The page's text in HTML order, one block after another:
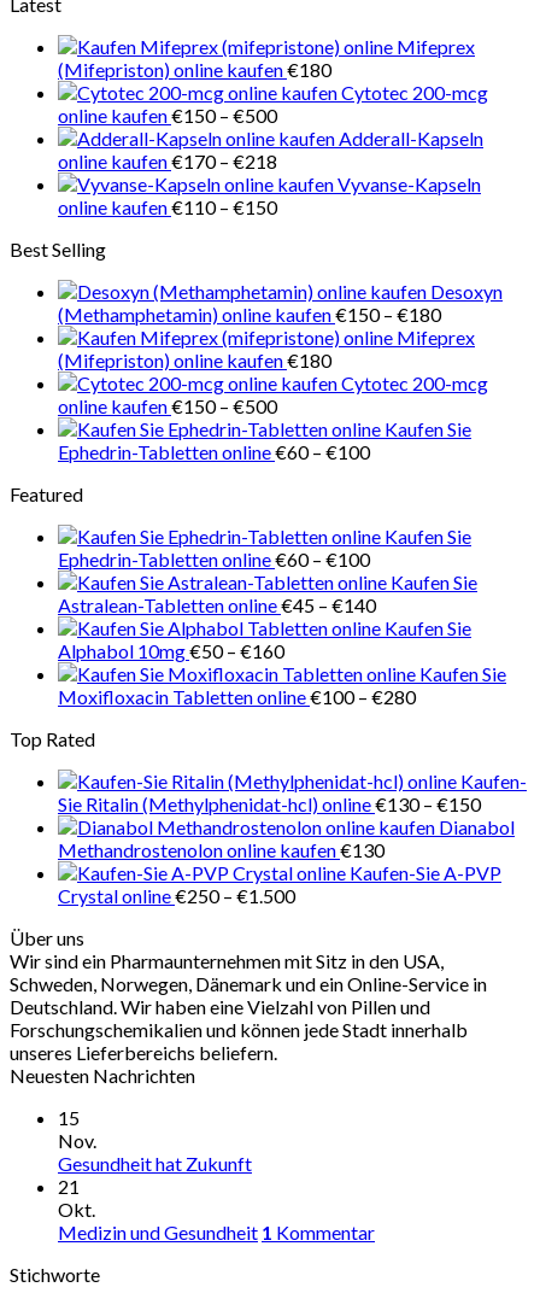
€210
Mifeprex
(Mifepriston) online kaufen€180
Cytotec 200-mcg
online kaufen€150 – €500Preisspanne:
€150
€500
Adderall-Kapseln
online kaufen€170 – €218
€170
bis
Vyvanse-Kapseln
online kaufen€110 – €150Preisspanne:
Best Selling
Desoxyn
(Methamphetamin) online kaufen€150 – €180
€150
€180
Mifeprex
(Mifepriston) online kaufen€180
Cytotec 200-mcg
online kaufen€150 – €500Preisspanne:
€150
bis
Kaufen Sie
Ephedrin-Tabletten online€60 – €100Preisspanne:
Featured
Kaufen Sie
Ephedrin-Tabletten online€60 – €100Preisspanne:
€60
bis
€100
Kaufen Sie
Astralean-Tabletten online€45 – €140Preisspanne:
€45
€140
Kaufen Sie
Alphabol 10mg€50 – €160Preisspanne:
€50
bis
Kaufen Sie
Moxifloxacin Tabletten online€100 – €280Preisspanne:
Top Rated
Kaufen-
Sie Ritalin (Methylphenidat-hcl) online€130 – €150
€130
€150
Dianabol
Methandrostenolon online kaufen€130
Kaufen-Sie A-PVP
Crystal online€250 – €1.500Preisspanne:
€1.500
Über uns
Wir sind ein Pharmaunternehmen mit Sitz in den USA,
Schweden, Norwegen, Dänemark und ein Online-Service in
Deutschland. Wir haben eine Vielzahl von Pillen und
Forschungschemikalien und können jede Stadt innerhalb
unseres Lieferbereichs beliefern.
Neuesten Nachrichten
15
Nov.
Gesundheit hat Zukunft
21
Okt.
Medizin und Gesundheit 1 Kommentar
Stichworte